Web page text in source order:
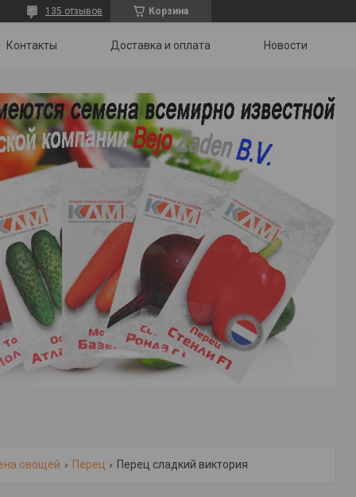
Корзина
135 отзывов
Контакты Доставка и оплата Новости
овощей Перец Перец сладкий виктория